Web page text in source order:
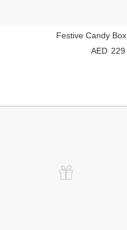
Festive Candy Box
229